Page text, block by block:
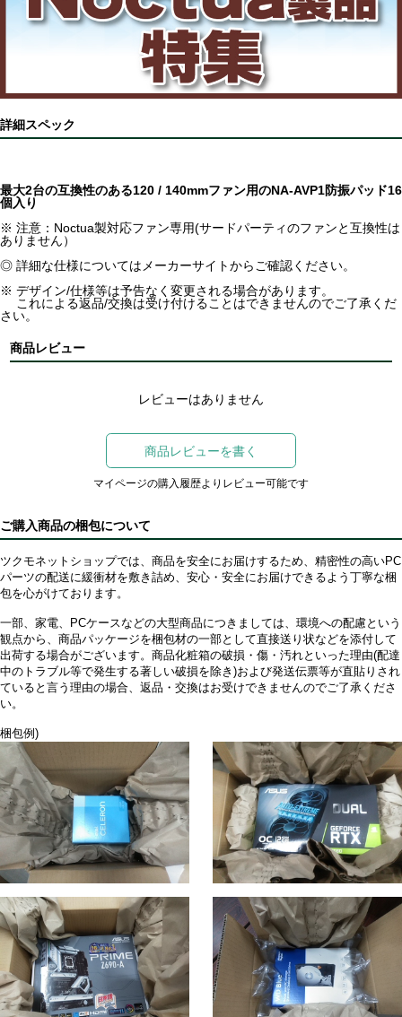
詳細スペック
最大2台の互換性のある120 / 140mmファン用のNA-AVP1防振パッド16
個入り
※ 注意：Noctua製対応ファン専用(サードパーティのファンと互換性は
ありません）
◎ 詳細な仕様についてはメーカーサイトからご確認ください。
※ デザイン/仕様等は予告なく変更される場合があります。
これによる返品/交換は受け付けることはできませんのでご了承くだ
さい。
商品レビュー
レビューはありません
商品レビューを書く
マイページの購入履歴よりレビュー可能です
ご購入商品の梱包について
ツクモネットショップでは、商品を安全にお届けするため、精密性の高いPC
パーツの配送に緩衝材を敷き詰め、安心・安全にお届けできるよう丁寧な梱
包を心がけております。
一部、家電、PCケースなどの大型商品につきましては、環境への配慮という
観点から、商品パッケージを梱包材の一部として直接送り状などを添付して
出荷する場合がございます。商品化粧箱の破損・傷・汚れといった理由(配達
中のトラブル等で発生する著しい破損を除き)および発送伝票等が直貼りされ
ていると言う理由の場合、返品・交換はお受けできませんのでご了承くださ
い。
梱包例)